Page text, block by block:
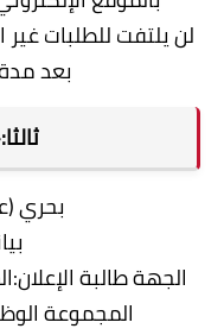
لن يلتفت للطلبات غير
بعد مدة
بحري
الجهة طالبة
المجموعة